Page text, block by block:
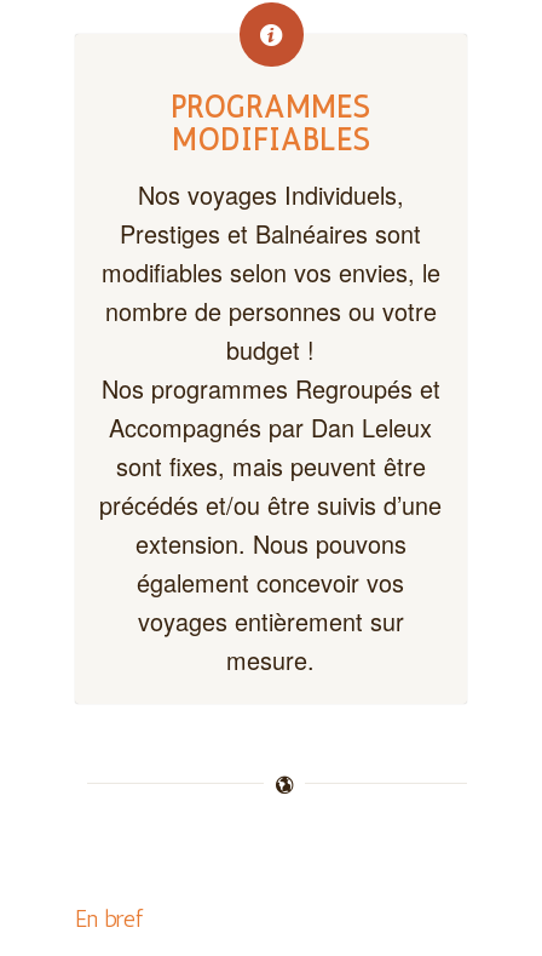
PROGRAMMES
MODIFIABLES
Nos voyages Individuels,
Prestiges et Balnéaires sont
modifiables selon vos envies, le
nombre de personnes ou votre
budget !
Nos programmes Regroupés et
Accompagnés par Dan Leleux
sont fixes, mais peuvent être
précédés et/ou être suivis d’une
extension. Nous pouvons
également concevoir vos
voyages entièrement sur
mesure.
En bref